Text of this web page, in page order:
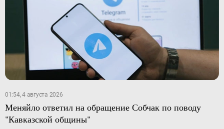
01:54, 4 августа 2026
Меняйло ответил на обращение Собчак по поводу
"Кавказской общины"